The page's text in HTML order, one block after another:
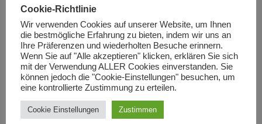
Republik Makedonien nun offiziell
als sichere Herkunftsländer ein
vonRedaktion November 6, 2014
Mit dem Inkraft treten eines entsprechenden Gesetzes gelten
für die Bundesrepublik Deutschland die Staaten Bosnien und
Herzegowina, Makedonien und Serbien als sichere
Herkunftsländer. Damit haben…Weiterlesen »
Cookie-Richtlinie
Wir verwenden Cookies auf unserer Website, um Ihnen
die bestmögliche Erfahrung zu bieten, indem wir uns an
Ihre Präferenzen und wiederholten Besuche erinnern.
Wenn Sie auf "Alle akzeptieren" klicken, erklären Sie sich
mit der Verwendung ALLER Cookies einverstanden. Sie
können jedoch die "Cookie-Einstellungen" besuchen, um
eine kontrollierte Zustimmung zu erteilen.
Cookie Einstellungen Zustimmen